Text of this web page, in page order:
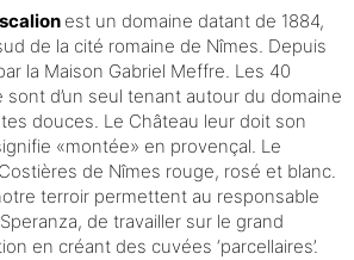
est un domaine datant de 1884,
de la cité romaine de Nîmes. Depuis
la Maison Gabriel Meffre. Les 40
d’un seul tenant autour du domaine
douces. Le Château leur doit son
«montée» en provençal. Le
de Nîmes rouge, rosé et blanc.
terroir permettent au responsable
de travailler sur le grand
en créant des cuvées ‘parcellaires’.